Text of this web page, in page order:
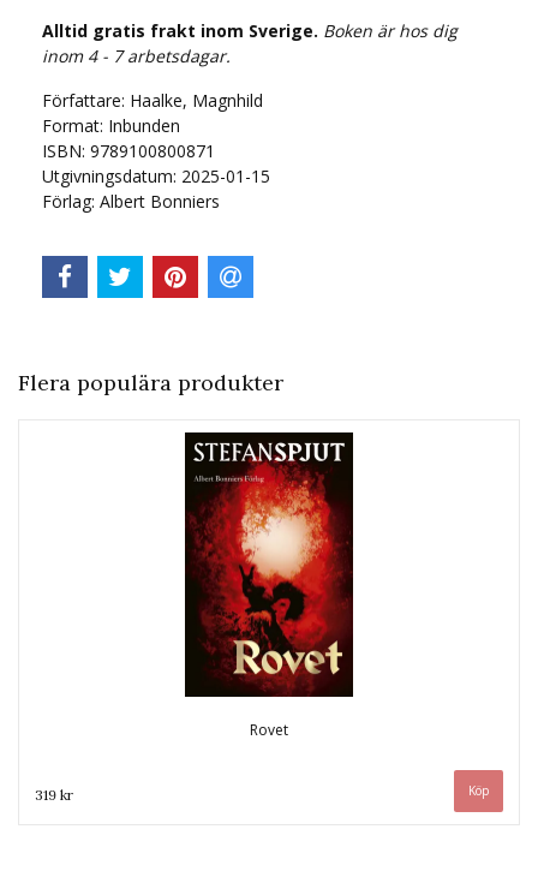
Alltid gratis frakt inom Sverige. Boken är hos dig
inom 4 - 7 arbetsdagar.
Författare: Haalke, Magnhild
Format: Inbunden
ISBN: 9789100800871
Utgivningsdatum: 2025-01-15
Förlag: Albert Bonniers
Flera populära produkter
Rovet
319 kr